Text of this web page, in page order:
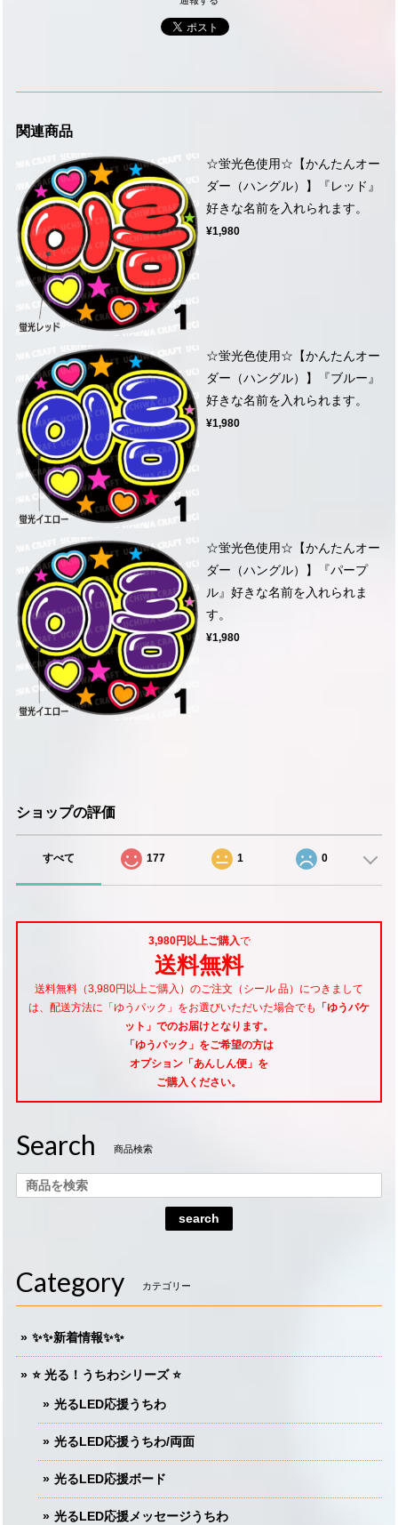
関連商品
☆蛍光色使用☆【かんたんオー
ダー（ハングル）】『レッド』
好きな名前を入れられます。
¥1,980
☆蛍光色使用☆【かんたんオー
ダー（ハングル）】『ブルー』
好きな名前を入れられます。
¥1,980
☆蛍光色使用☆【かんたんオー
ダー（ハングル）】『パープ
ル』好きな名前を入れられま
す。
¥1,980
ショップの評価
すべて 177 1 0
3,980円以上ご購入で
送料無料
送料無料（3,980円以上ご購入）のご注文（シール 品）につきまして
は、配送方法に「ゆうパック」をお選びいただいた場合でも
「ゆうパケ
ット」でのお届けとなります。
「ゆうパック」をご希望の方は
オプション「あんしん便」 を
ご購入ください。
Search 商品検索
search
Category カテゴリー
✨✨新着情報✨✨
⭐️ 光る！うちわシリーズ ⭐️
光るLED応援うちわ
光るLED応援うちわ/両面
光るLED応援ボード
光るLED応援メッセージうちわ